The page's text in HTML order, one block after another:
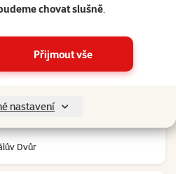
chovat slušně.
Přijmout vše
nastavení
Dvůr